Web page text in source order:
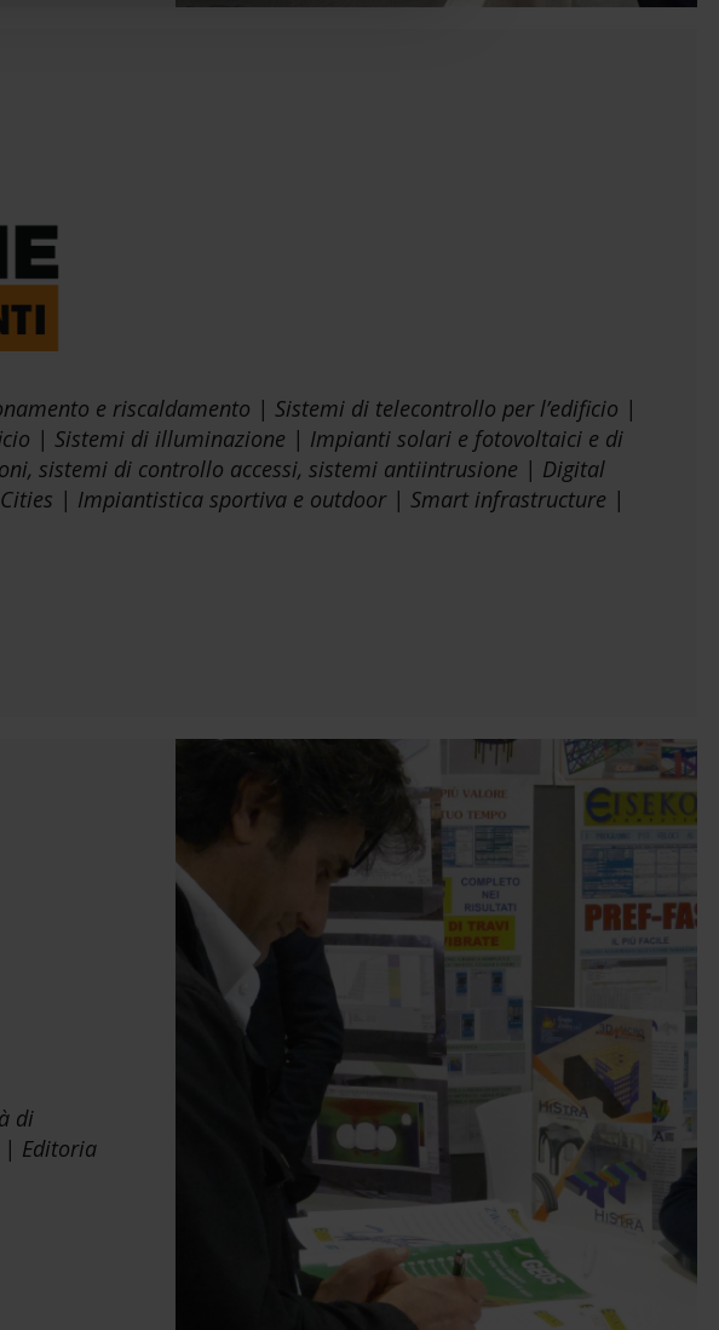
e riscaldamento | Sistemi di telecontrollo per l’edificio |
| Sistemi di illuminazione | Impianti solari e fotovoltaici e di
sistemi di controllo accessi, sistemi antiintrusione | Digital
| Impiantistica sportiva e outdoor | Smart infrastructure |
di
| Editoria